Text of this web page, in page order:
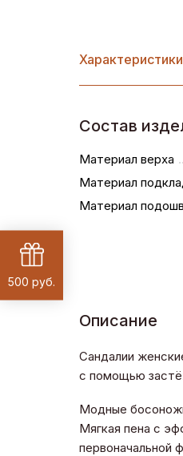
Характеристики
Состав
Материал верха
Материал
Материал
Описание
Сандалии
с помощью
Модные
Мягкая пена с
первоначальной
500 руб.